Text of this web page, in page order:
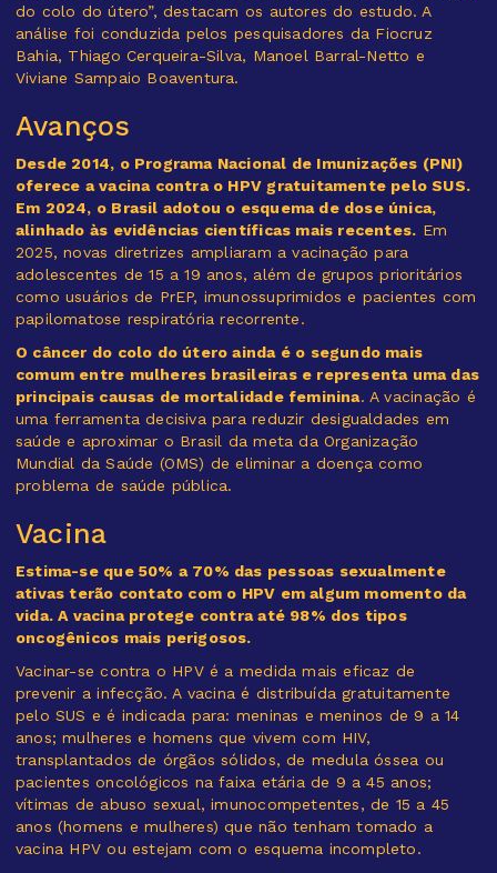
do colo do útero”, destacam os autores do estudo. A
análise foi conduzida pelos pesquisadores da Fiocruz
Bahia, Thiago Cerqueira-Silva, Manoel Barral-Netto e
Viviane Sampaio Boaventura.
Avanços
Desde 2014, o Programa Nacional de Imunizações (PNI)
oferece a vacina contra o HPV gratuitamente pelo SUS.
Em 2024, o Brasil adotou o esquema de dose única,
alinhado às evidências científicas mais recentes. Em
2025, novas diretrizes ampliaram a vacinação para
adolescentes de 15 a 19 anos, além de grupos prioritários
como usuários de PrEP, imunossuprimidos e pacientes com
papilomatose respiratória recorrente.
O câncer do colo do útero ainda é o segundo mais
comum entre mulheres brasileiras e representa uma das
principais causas de mortalidade feminina. A vacinação é
uma ferramenta decisiva para reduzir desigualdades em
saúde e aproximar o Brasil da meta da Organização
Mundial da Saúde (OMS) de eliminar a doença como
problema de saúde pública.
Vacina
Estima-se que 50% a 70% das pessoas sexualmente
ativas terão contato com o HPV em algum momento da
vida. A vacina protege contra até 98% dos tipos
oncogênicos mais perigosos.
Vacinar-se contra o HPV é a medida mais eficaz de
prevenir a infecção. A vacina é distribuída gratuitamente
pelo SUS e é indicada para: meninas e meninos de 9 a 14
anos; mulheres e homens que vivem com HIV,
transplantados de órgãos sólidos, de medula óssea ou
pacientes oncológicos na faixa etária de 9 a 45 anos;
vítimas de abuso sexual, imunocompetentes, de 15 a 45
anos (homens e mulheres) que não tenham tomado a
vacina HPV ou estejam com o esquema incompleto.